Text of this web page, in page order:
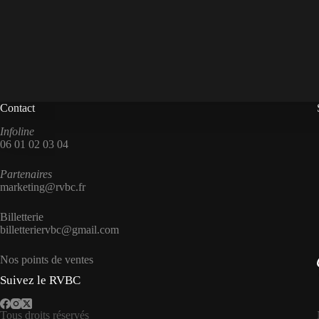
Contact
Infoline
06 01 02 03 04
Partenaires
marketing@rvbc.fr
Billetterie
billetteriervbc@gmail.com
Nos points de ventes
Suivez le RVBC
Tous droits réservés